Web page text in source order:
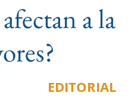
Cuidado
a la
EDITORIAL